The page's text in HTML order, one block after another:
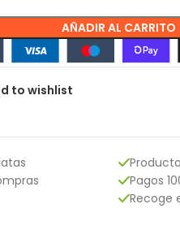
AÑADIR AL CARRITO
to wishlist
Pagos
Recoge